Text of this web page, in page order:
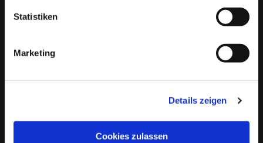
Statistiken
Marketing
Details zeigen
Cookies zulassen
Die Ballade vom Fliegenden
Holländer
Die Schule der